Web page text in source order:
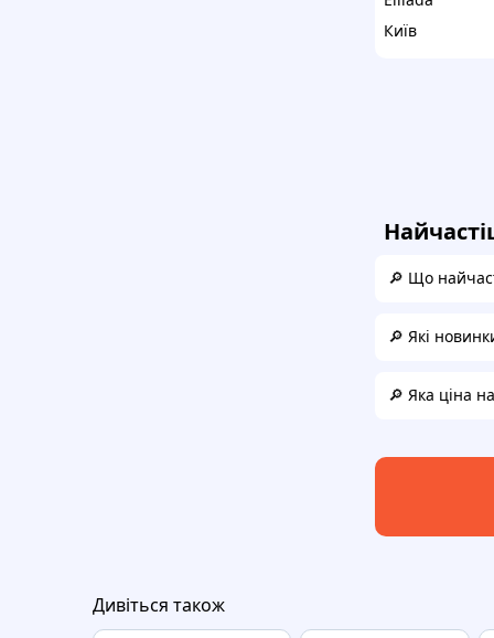
Київ
🔎 Що
🔎 Які
🔎 Яка ціна
Дивіться також